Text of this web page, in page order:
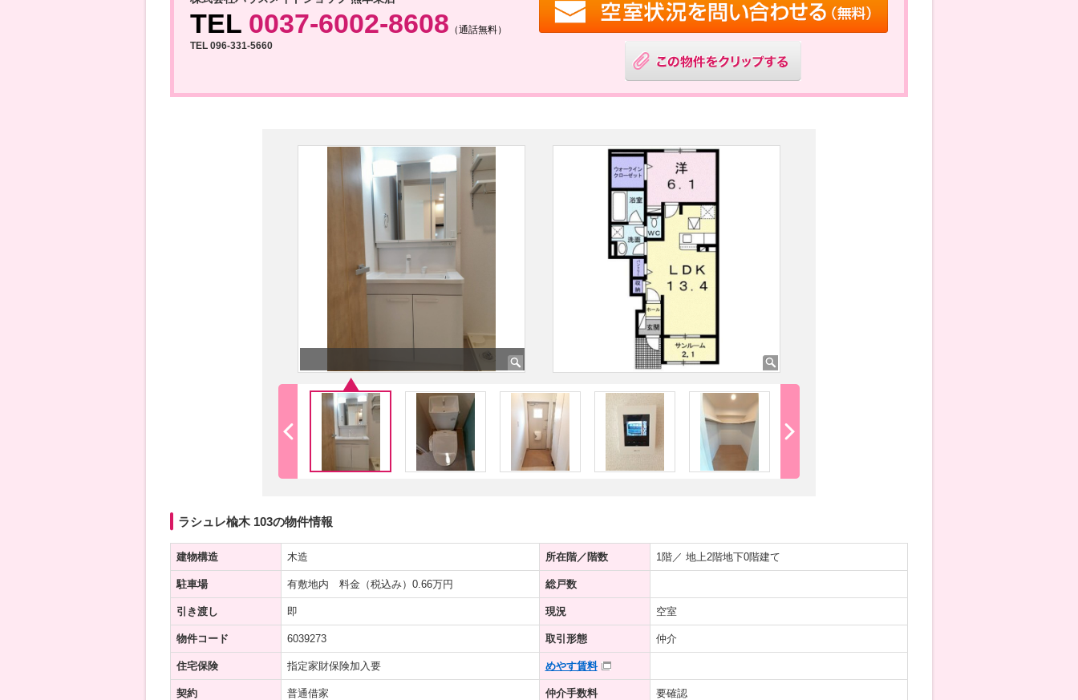
TEL 0037-6002-8608 （通話無料）
TEL 096-331-5660
ラシュレ楡木 103の物件情報
建物構造 木造 所在階／階数 1階／ 地上2階地下0階建て
駐車場 有敷地内 料金（税込み）0.66万円 総戸数
引き渡し 即 現況 空室
物件コード 6039273 取引形態 仲介
住宅保険 指定家財保険加入要 めやす賃料
契約 普通借家 仲介手数料 要確認